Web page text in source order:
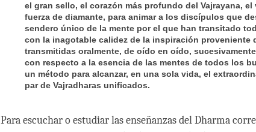
el gran sello, el corazón más profundo del Vajrayana,
fuerza de diamante, para animar a los discípulos que
sendero único de la mente por el que han transitado
con la inagotable calidez de la inspiración proveniente
transmitidas oralmente, de oído en oído,
con respecto a la esencia de las mentes de todos los
un método para alcanzar, en una sola vida, el
par de Vajradharas unificados.
Para escuchar o estudiar las enseñanzas del Dharma